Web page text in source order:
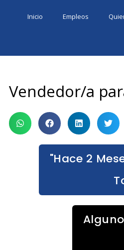
Inicio Empleos
Vendedor/a
"Hace 2